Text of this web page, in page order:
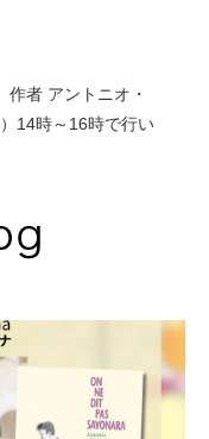
者 アントニオ・
14時～16時で行い